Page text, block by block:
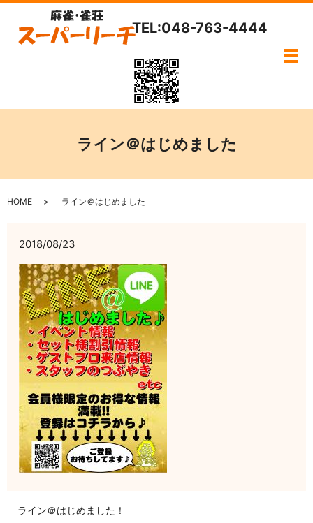
TEL:048-763-4444
メ
ライン＠はじめました
HOME ライン＠はじめました
2018/08/23
ライン＠はじめました！